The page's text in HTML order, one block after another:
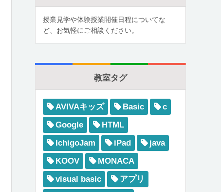
授業見学や体験授業開催日程についてな
ど、お気軽にご相談ください。
教室タグ
AVIVAキッズ Basic
c
Google
HTML
IchigoJam
iPad
java
KOOV
MONACA
visual basic
アプリ